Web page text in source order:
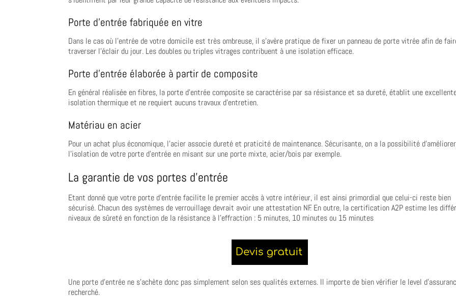
Porte d’entrée fabriquée en vitre
Dans le cas où l’entrée de votre domicile est très ombreuse, il s’avère pratique de fixer un panneau de porte vitrée afin de
traverser l’éclair du jour. Les doubles ou triples vitrages contribuent à une isolation efficace.
Porte d’entrée élaborée à partir de composite
En général réalisée en fibres, la porte d’entrée composite se caractérise par sa résistance et sa dureté, établit une
isolation thermique et ne requiert aucuns travaux d’entretien.
Matériau en acier
Pour un achat plus économique, l’acier associe dureté et praticité de maintenance. Sécurisante, on a la possibilité d’améliorer
l’isolation de votre porte d’entrée en misant sur une porte mixte, acier/bois par exemple.
La garantie de vos portes d’entrée
Etant donné que votre porte d’entrée facilite le premier accès à votre intérieur, il est ainsi primordial que celui-ci reste bien
sécurisé. Chacun des systèmes de verrouillage devrait avoir une attestation NF. En outre, la certification A2P estime les
niveaux de sûreté en fonction de la résistance à l’effraction : 5 minutes, 10 minutes ou 15 minutes
Une porte d’entrée ne s’achète donc pas simplement selon ses qualités externes. Il importe de bien vérifier le level
recherché.